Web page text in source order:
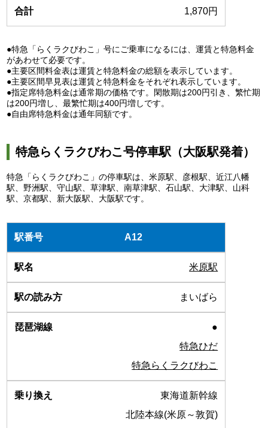
1,870円
●特急「らくラクびわこ」号にご乗車になるには、運賃と特急料金
があわせて必要です。
●主要区間料金表は運賃と特急料金の総額を表示しています。
●主要区間早見表は運賃と特急料金をそれぞれ表示しています。
●指定席特急料金は通常期の価格です。閑散期は200円引き、繁忙期
は200円増し、最繁忙期は400円増しです。
●自由席特急料金は通年同額です。
特急らくラクびわこ号停車駅（大阪駅発着）
特急「らくラクびわこ」の停車駅は、米原駅、彦根駅、近江八幡
駅、野洲駅、守山駅、草津駅、南草津駅、石山駅、大津駅、山科
駅、京都駅、新大阪駅、大阪駅です。
A12
米原駅
まいばら
●
特急ひだ
特急らくラクびわこ
東海道新幹線
北陸本線(米原～敦賀)